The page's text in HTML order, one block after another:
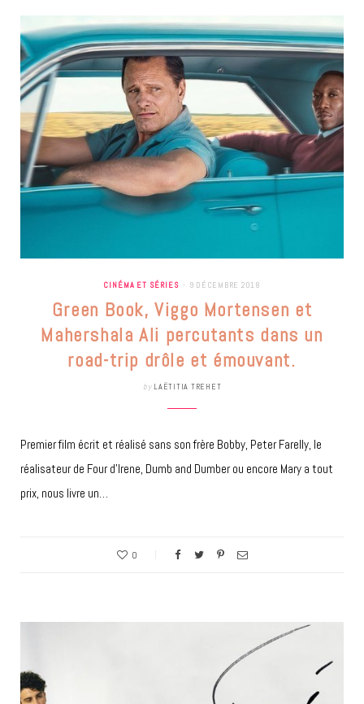
CINÉMA ET SÉRIES 9 DÉCEMBRE 2018
Green Book, Viggo Mortensen et
Mahershala Ali percutants dans un
road-trip drôle et émouvant.
by LAËTITIA TREHET
Premier film écrit et réalisé sans son frère Bobby, Peter Farelly, le
réalisateur de Four d’Irene, Dumb and Dumber ou encore Mary a tout
prix, nous livre un…
0